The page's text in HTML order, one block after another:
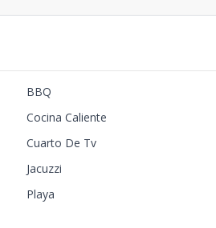
BBQ
Cocina Caliente
Cuarto De Tv
Jacuzzi
Playa